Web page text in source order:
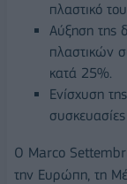
πλαστικό
Αύξηση της
πλαστικών
κατά 25%.
Ενίσχυση
Ο Μarco
την Ευρώπη, τη